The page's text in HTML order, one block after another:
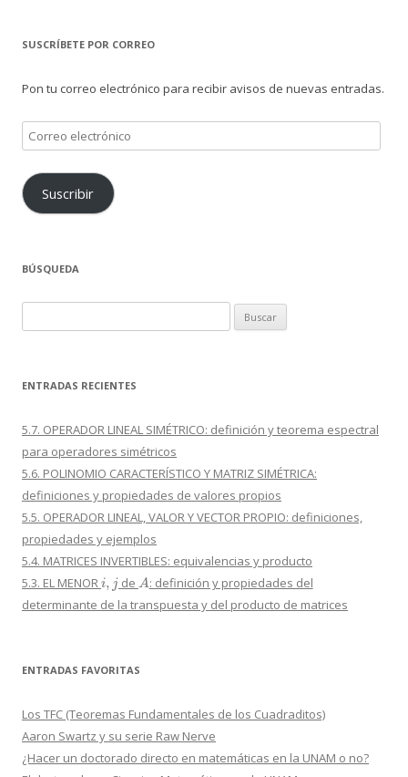
SUSCRÍBETE POR CORREO
Pon tu correo electrónico para recibir avisos de nuevas entradas.
Correo
electrónico
Suscribir
BÚSQUEDA
ENTRADAS RECIENTES
5.7. OPERADOR LINEAL SIMÉTRICO: definición y teorema espectral
para operadores simétricos
5.6. POLINOMIO CARACTERÍSTICO Y MATRIZ SIMÉTRICA:
definiciones y propiedades de valores propios
5.5. OPERADOR LINEAL, VALOR Y VECTOR PROPIO: definiciones,
propiedades y ejemplos
5.4. MATRICES INVERTIBLES: equivalencias y producto
5.3. EL MENORi,j de A: definición y propiedades del
determinante de la transpuesta y del producto de matrices
ENTRADAS FAVORITAS
Los TFC (Teoremas Fundamentales de los Cuadraditos)
Aaron Swartz y su serie Raw Nerve
¿Hacer un doctorado directo en matemáticas en la UNAM o no?